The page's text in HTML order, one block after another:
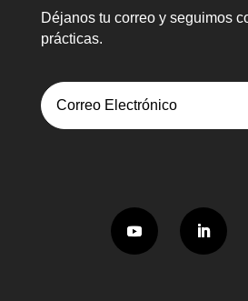
Déjanos tu correo y seguimos
prácticas.